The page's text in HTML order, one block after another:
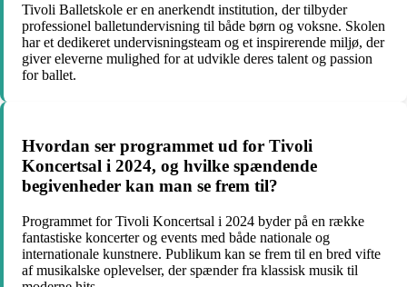
Tivoli Balletskole er en anerkendt institution, der tilbyder
professionel balletundervisning til både børn og voksne. Skolen
har et dedikeret undervisningsteam og et inspirerende miljø, der
giver eleverne mulighed for at udvikle deres talent og passion
for ballet.
Hvordan ser programmet ud for Tivoli
Koncertsal i 2024, og hvilke spændende
begivenheder kan man se frem til?
Programmet for Tivoli Koncertsal i 2024 byder på en række
fantastiske koncerter og events med både nationale og
internationale kunstnere. Publikum kan se frem til en bred vifte
af musikalske oplevelser, der spænder fra klassisk musik til